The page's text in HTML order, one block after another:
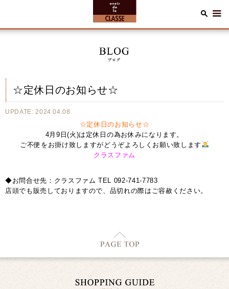
☆定休日のお知らせ☆
UPDATE: 2024.04.08
☆定休日のお知らせ☆
4月9日(火)は定休日の為お休みになります。
ご不便をお掛け致しますがどうぞよろしくお願い致します
クラスファム
◆お問合せ先：クラスファム TEL 092-741-7783
店頭でも販売しておりますので、品切れの際はご容赦ください。